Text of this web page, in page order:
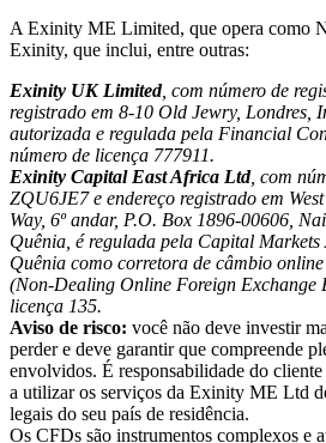
A Exinity ME Limited, que opera como
Exinity, que inclui, entre outras:
Exinity UK Limited, com número de
registrado em 8-10 Old Jewry, Londres,
autorizada e regulada pela Financial
número de licença 777911.
Exinity Capital East Africa Ltd, com
ZQU6JE7 e endereço registrado em
Way, 6º andar, P.O. Box 1896-00606,
Quênia, é regulada pela Capital
Quênia como corretora de câmbio
(Non-Dealing Online Foreign Exchange
licença 135.
Aviso de risco: você não deve investir
perder e deve garantir que compreende
envolvidos. É responsabilidade do
a utilizar os serviços da Exinity ME Ltd
legais do seu país de residência.
Os CFDs são instrumentos complexos e